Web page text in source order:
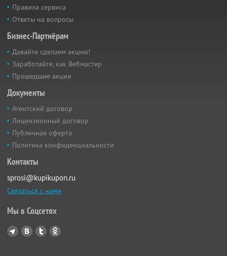
Правила сервиса
Ответы на вопросы
Бизнес-Партнёрам
Давайте сделаем акцию!
Заработайте, как Вебмастер
Прошедшие акции
Документы
Агентский договор
Лицензионный договор
Публичная оферта
Политика конфиденциальности
Контакты
sprosi@kupikupon.ru
Связаться с нами
Мы в Соцсетях